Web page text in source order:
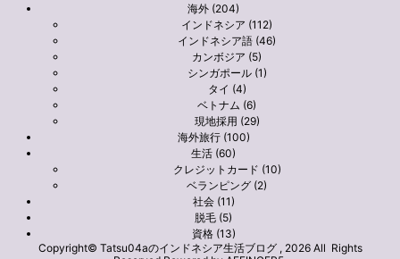
海外 (204)
インドネシア (112)
インドネシア語 (46)
カンボジア (5)
シンガポール (1)
タイ (4)
ベトナム (6)
現地採用 (29)
海外旅行 (100)
生活 (60)
クレジットカード (10)
ベランピング (2)
社会 (11)
脱毛 (5)
資格 (13)
Copyright© Tatsu04aのインドネシア生活ブログ , 2026 All Rights